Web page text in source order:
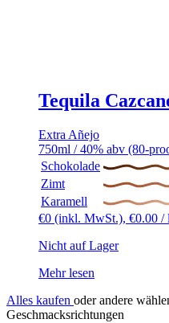
Tequila
Extra Añejo
750ml / 40% abv (80-
Schokolade
Zimt
Karamell
€0 (inkl. MwSt.), €0.00 /
Nicht auf Lager
Mehr lesen
Alles kaufen oder andere
Geschmacksrichtungen